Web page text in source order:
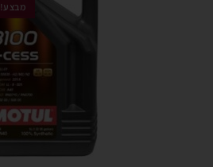
מבצע!